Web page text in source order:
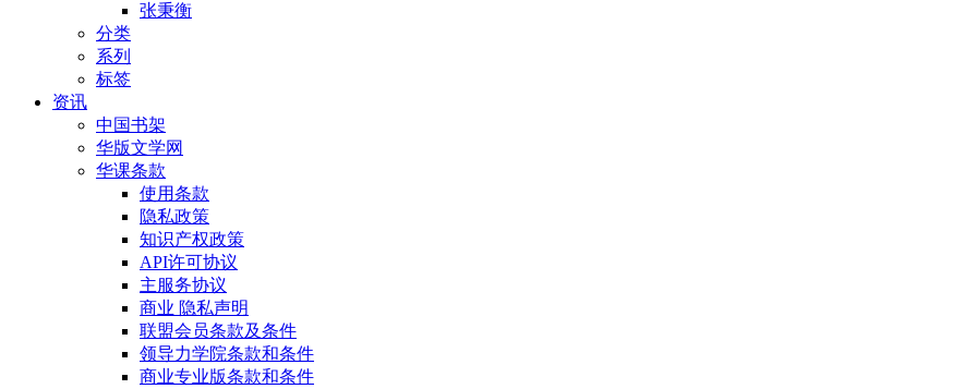
张秉衡
分类
系列
标签
资讯
中国书架
华版文学网
华课条款
使用条款
隐私政策
知识产权政策
API许可协议
主服务协议
商业 隐私声明
联盟会员条款及条件
领导力学院条款和条件
商业专业版条款和条件